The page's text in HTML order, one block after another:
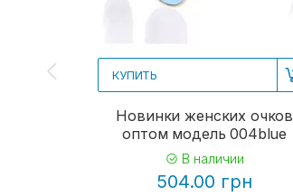
КУПИТЬ
Новинки женских очков
оптом модель 004blue
В наличии
504.00 грн